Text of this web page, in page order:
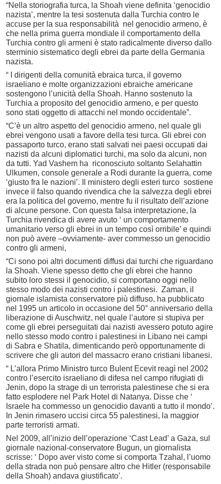
“Nella storiografia turca, la Shoah viene definita ‘genocidio
nazista’, mentre la tesi sostenuta dalla Turchia contro le
accuse per la sua responsabilità nel genocidio armeno, è
che nella prima guerra mondiale il comportamento della
Turchia contro gli armeni è stato radicalmente diverso dallo
sterminio sistematico degli ebrei da parte della Germania
nazista.
“ I dirigenti della comunità ebraica turca, il governo
israeliano e molte organizzazioni ebraiche americane
sostengono l’unicità della Shoah. Hanno sostenuto la
Turchia a proposito del genocidio armeno, e per questo
sono stati oggetto di attacchi nel mondo occidentale”.
“C’è un altro aspetto del genocidio armeno, nel quale gli
ebrei vengono usati a favore della tesi turca. Gli ebrei con
passaporto turco, erano stati salvati nei paesi occupati dai
nazisti da alcuni diplomatici turchi, ma solo da alcuni, non
da tutti. Yad Vashem ha riconosciuto soltanto Selahattin
Ulkumen, console generale a Rodi durante la guerra, come
‘giusto fra le nazioni’. Il ministero degli esteri turco sostiene
invece il falso quando rivendica che la salvezza degli ebrei
era la politica del governo, mentre fu il risultato dell’azione
di alcune persone. Con questa falsa interpretazione, la
Turchia rivendica di avere avuto ‘ un comportamento
umanitario verso gli ebrei in un tempo così orribile’ e quindi
non può avere –ovviamente- aver commesso un genocidio
contro gli armeni,
“Ci sono poi altri documenti diffusi dai turchi che riguardano
la Shoah. Viene spesso detto che gli ebrei che hanno
subito loro stessi il genocidio, si comportano oggi nello
stesso modo dei nazisti contro i palestinesi. Zaman, il
giornale islamista conservatore più diffuso, ha pubblicato
nel 1995 un articolo in occasione del 50° anniversario della
liberazione di Auschwitz, nel quale l’autore si stupiva per
come gli ebrei perseguitati dai nazisti avessero potuto agire
nello stesso modo contro i palestinesi in Libano nei campi
di Sabra e Shatila, dimenticando però opportunamente di
scrivere che gli autori del massacro erano cristiani libanesi.
“ L’allora Primo Ministro turco Bulent Ecevit reagì nel 2002
contro l’esercito israeliano di difesa nel campo rifugiati di
Jenin, dopo la strage di un terrorista palestinese che si era
fatto esplodere nel Park Hotel di Natanya. Disse che ‘
Israele ha commesso un genocidio davanti a tutto il mondo’.
In Jenin rimasero uccisi circa 55 palestinesi, la maggior
parte terroristi armati.
Nel 2009, all’inizio dell’operazione ‘Cast Lead’ a Gaza, sul
giornale nazional-conservatore Bugun, un giornalista
scrisse: ‘ Dopo aver visto come si comporta Tzahal, l’uomo
della strada non può pensare altro che Hitler (responsabile
della Shoah) andava giustificato’.